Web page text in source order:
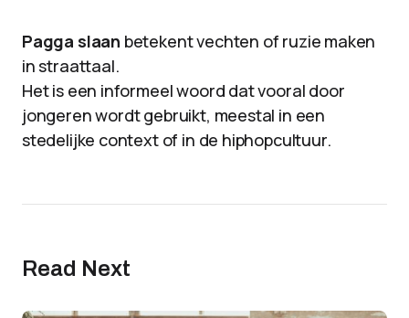
Pagga slaan betekent vechten of ruzie maken
in straattaal.
Het is een informeel woord dat vooral door
jongeren wordt gebruikt, meestal in een
stedelijke context of in de hiphopcultuur.
Read Next